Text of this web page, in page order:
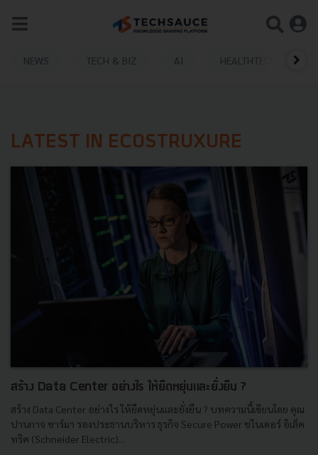
NEWS TECH & BIZ AI HEALTHTECH
LATEST IN ECOSTRUXURE
สร้าง Data Center อย่างไร ให้ยืดหยุ่นและยั่งยืน ?
สร้าง Data Center อย่างไร ให้ยืดหยุ่นและยั่งยืน ? บทความนี้เขียนโดย คุณ
ปานกาจ ชาร์มา รองประธานบริหาร ธุรกิจ Secure Power ชไนเดอร์ อิเล็ค
ทริค (Schneider Electric)...